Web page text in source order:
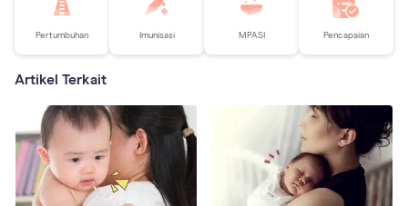
Pertumbuhan Imunisasi MPASI Pencapaian
Artikel Terkait